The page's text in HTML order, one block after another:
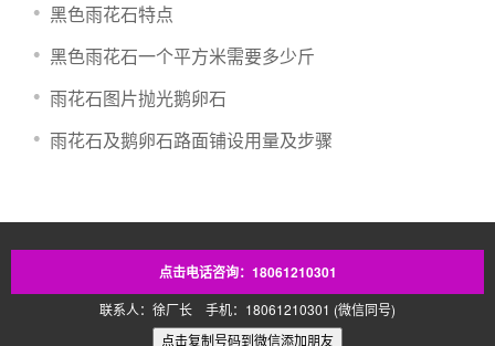
黑色雨花石特点
​黑色雨花石一个平方米需要多少斤
雨花石图片抛光鹅卵石
​雨花石及鹅卵石路面铺设用量及步骤
点击电话咨询：18061210301
联系人：徐厂长 手机：18061210301 (微信同号)